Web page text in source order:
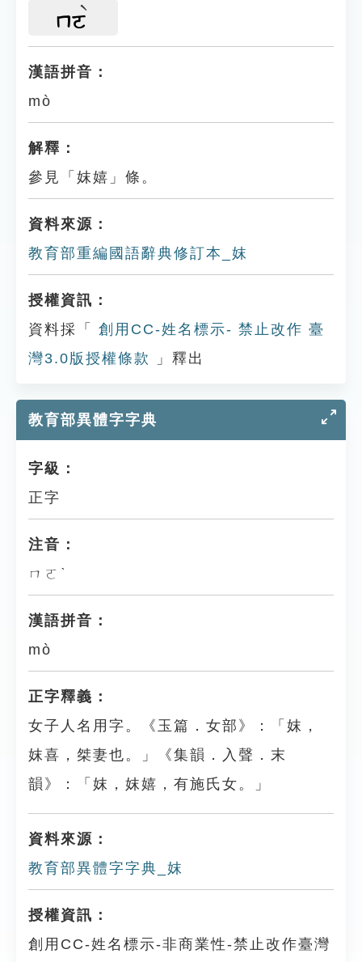
ㄇㄛ
漢語拼音：
mò
解釋：
參見「妺嬉」條。
資料來源：
教育部重編國語辭典修訂本_妺
授權資訊：
資料採「
創用CC-姓名標示- 禁止改作 臺
灣3.0版授權條款
」釋出
教育部異體字字典
字級：
正字
注音：
ㄇㄛˋ
漢語拼音：
mò
正字釋義：
女子人名用字。《玉篇．女部》：「妺，
妺喜，桀妻也。」《集韻．入聲．末
韻》：「妺，妺嬉，有施氏女。」
資料來源：
教育部異體字字典_妺
授權資訊：
創用CC-姓名標示-非商業性-禁止改作臺灣